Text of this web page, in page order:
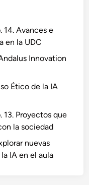
14. Avances e
en la UDC
Innovation
Ético de la IA
13. Proyectos que
la sociedad
nuevas
IA en el aula